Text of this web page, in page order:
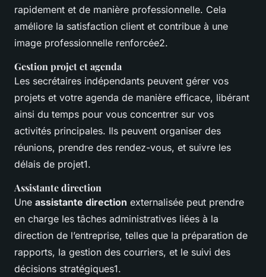
rapidement et de manière professionnelle. Cela
améliore la satisfaction client et contribue à une
image professionnelle renforcée2.
Gestion projet et agenda
Les secrétaires indépendants peuvent gérer vos
projets et votre agenda de manière efficace, libérant
ainsi du temps pour vous concentrer sur vos
activités principales. Ils peuvent organiser des
réunions, prendre des rendez-vous, et suivre les
délais de projet1.
Assistante direction
Une assistante direction externalisée peut prendre
en charge les tâches administratives liées à la
direction de l’entreprise, telles que la préparation de
rapports, la gestion des courriers, et le suivi des
décisions stratégiques1.